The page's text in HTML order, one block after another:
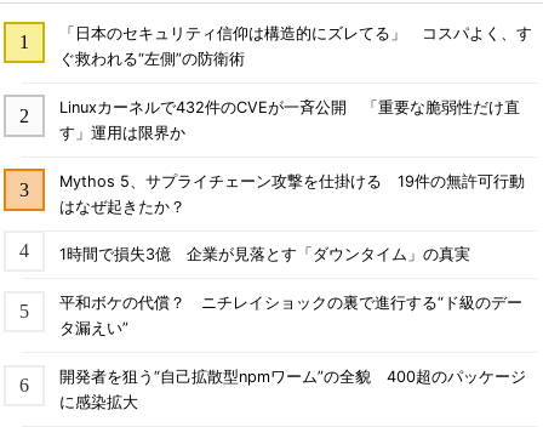
「日本のセキュリティ信仰は構造的にズレてる」 コスパよく、す
ぐ救われる“左側”の防衛術
Linuxカーネルで432件のCVEが一斉公開 「重要な脆弱性だけ直
す」運用は限界か
Mythos 5、サプライチェーン攻撃を仕掛ける 19件の無許可行動
はなぜ起きたか？
1時間で損失3億 企業が見落とす「ダウンタイム」の真実
平和ボケの代償？ ニチレイショックの裏で進行する“ド級のデー
タ漏えい”
開発者を狙う“自己拡散型npmワーム”の全貌 400超のパッケージ
に感染拡大